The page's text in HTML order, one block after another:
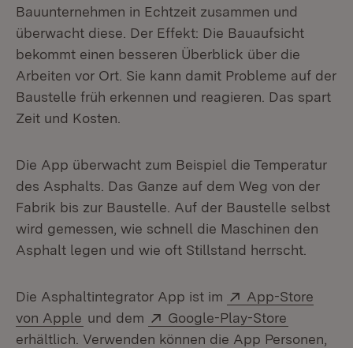
Bauunternehmen in Echtzeit zusammen und
überwacht diese. Der Effekt: Die Bauaufsicht
bekommt einen besseren Überblick über die
Arbeiten vor Ort. Sie kann damit Probleme auf der
Baustelle früh erkennen und reagieren. Das spart
Zeit und Kosten.
Die App überwacht zum Beispiel die Temperatur
des Asphalts. Das Ganze auf dem Weg von der
Fabrik bis zur Baustelle. Auf der Baustelle selbst
wird gemessen, wie schnell die Maschinen den
Asphalt legen und wie oft Stillstand herrscht.
Die Asphaltintegrator App ist im Extern:
App-Store
von Apple (Öffnet in neuem Fenster)
und dem Extern:
Google-Play-Store
erhältlich. Verwenden können die App Personen,